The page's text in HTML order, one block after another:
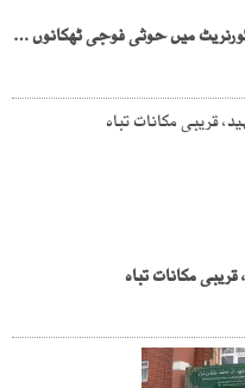
سعودی اتحادی افواج کا یمن کے الحدیدہ گورنریٹ میں حوثی فوجی ٹھکانوں پر حملہ
مکانات تباہ